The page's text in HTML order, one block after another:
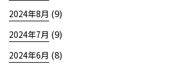
2024年8月 (9)
2024年7月 (9)
2024年6月 (8)